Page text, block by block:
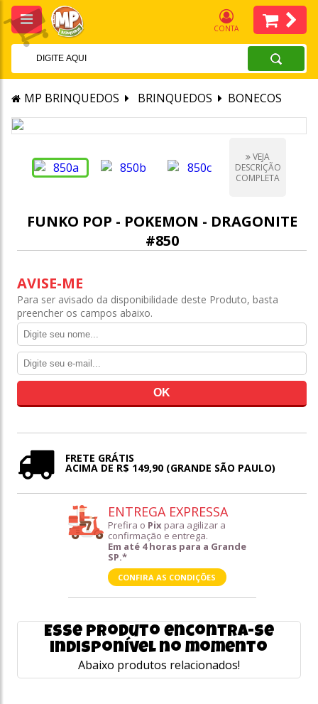
CONTA
MP BRINQUEDOS BRINQUEDOS BONECOS
VEJA
DESCRIÇÃO
COMPLETA
FUNKO POP - POKEMON - DRAGONITE
#850
AVISE-ME
Para ser avisado da disponibilidade deste Produto, basta
preencher os campos abaixo.
FRETE GRÁTIS
ACIMA DE R$ 149,90 (GRANDE SÃO PAULO)
ENTREGA EXPRESSA
Prefira o Pix para agilizar a
confirmação e entrega.
Em até 4 horas para a Grande
SP.*
CONFIRA AS CONDIÇÕES
Esse produto encontra-se
indisponível no momento
Abaixo produtos relacionados!